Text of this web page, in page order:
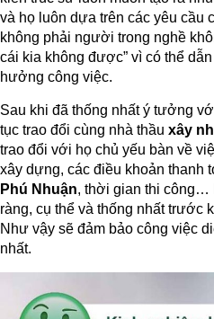
và họ luôn dựa trên các yêu cầu
không phải người trong nghề
cái kia không được” vì có thể
hưởng công việc.
Sau khi đã thống nhất ý tưởng
tục trao đổi cùng nhà thầu xây
trao đổi với họ chủ yếu bàn về
xây dựng, các điều khoản thanh
Phú Nhuận, thời gian thi công…
ràng, cụ thể và thống nhất trước
Như vậy sẽ đảm bảo công việc
nhất.